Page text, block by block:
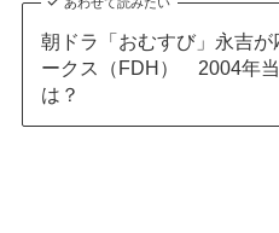
あわせて読みたい
朝ドラ「おむすび」永吉
ークス（FDH） 2004年
は？